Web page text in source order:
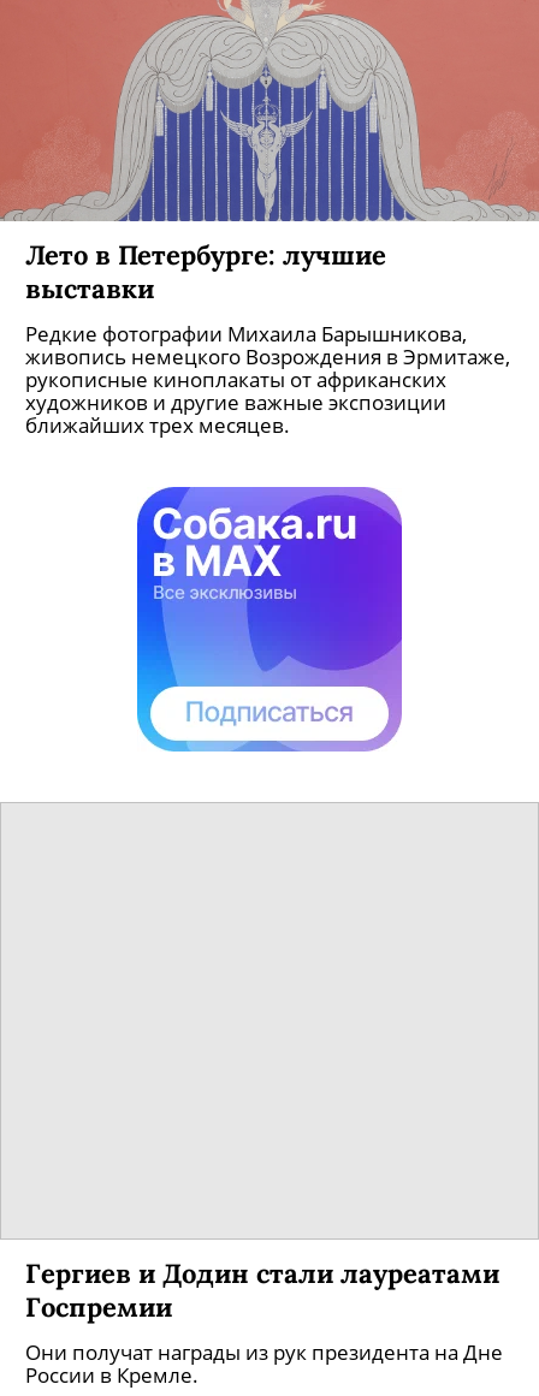
Лето в Петербурге: лучшие
выставки
Редкие фотографии Михаила Барышникова,
живопись немецкого Возрождения в Эрмитаже,
рукописные киноплакаты от африканских
художников и другие важные экспозиции
ближайших трех месяцев.